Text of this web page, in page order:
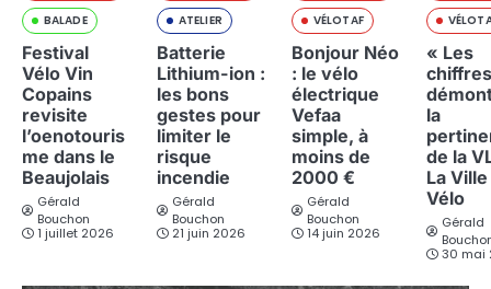
BALADE
Festival
Vélo Vin
Copains
revisite
l’oenotouris
me dans le
Beaujolais
Gérald
Bouchon
1 juillet 2026
ATELIER
Batterie
Lithium-ion :
les bons
gestes pour
limiter le
risque
incendie
Gérald
Bouchon
21 juin 2026
VÉLOTAF
Bonjour Néo
: le vélo
électrique
Vefaa
simple, à
moins de
2000 €
Gérald
Bouchon
14 juin 2026
« Les
chiffres
la
de la
La Ville
Vélo
Gérald
30 mai